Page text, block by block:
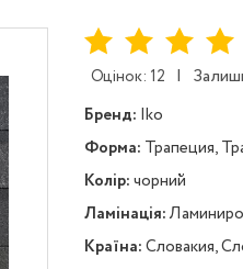
Оцінок: 12 |
Бренд: Iko
Форма: Трапеция,
Колір:чорний
Ламінація:
Країна:Словакия,